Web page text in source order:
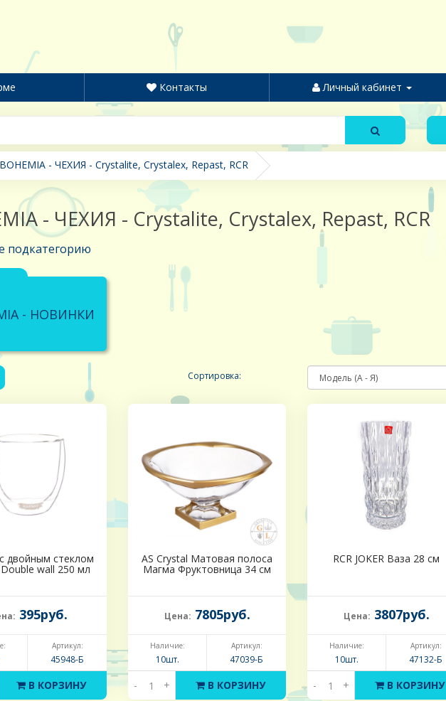
Контакты Личный кабинет
BOHEMIA - ЧЕХИЯ - Crystalite, Crystalex, Repast, RCR
- ЧЕХИЯ - Crystalite, Crystalex, Repast, RCR
подкатегорию
- НОВИНКИ
Сортировка:
двойным стеклом
wall 250 мл
395руб.
Артикул:
45948-Б
В КОРЗИНУ
AS Crystal Матовая полоса
Магма Фруктовница 34 см
Цена: 7805руб.
Наличие:
10шт.
Артикул:
47039-Б
- + В КОРЗИНУ
RCR JOKER Ваза 28 см
Цена: 3807руб.
Наличие:
10шт.
Артикул:
47132-Б
- + В КОРЗИНУ